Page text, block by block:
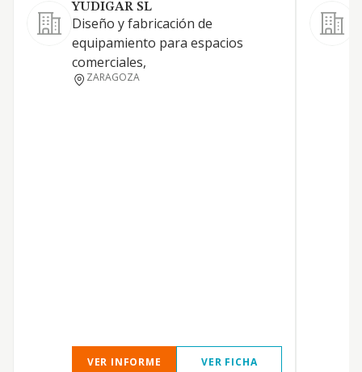
YUDIGAR SL
Diseño y fabricación de
equipamiento para espacios
comerciales,
ZARAGOZA
VER INFORME VER FICHA